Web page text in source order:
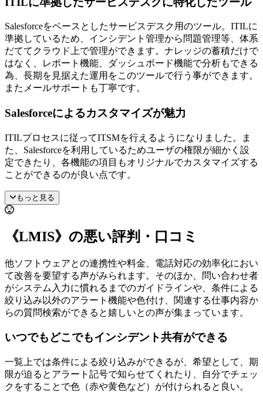
Salesforceをベースとしたサービスデスク用のツール。ITILに
準拠しているため、インシデント管理から問題管理等、体系
だててクラウド上で管理ができます。ナレッジの蓄積だけで
はなく、レポート機能、ダッシュボード機能で分析もできる
為、長期を見据えた運用をこのツールで行う事ができます。
またメールサポートも丁寧です。
Salesforceによるカスタマイズが魅力
ITILプロセスに従ってITSMを行えるようになりました。ま
た、Salesforceを利用しているためユーザの権限が細かく設
定できたり、各機能の項目もオリジナルでカスタマイズする
ことができるのが良い点です。
もっと見る
《LMIS》の悪い評判・口コミ
他ソフトウェアとの連携性や料金、電話対応の効率化におい
て改善を要望する声がみられます。そのほか、問い合わせ者
がシステム入力に慣れるまでのガイドラインや、条件による
絞り込み以外のアラート機能や色付け、関連する仕事内容か
らの質問検索ができると嬉しいとの声が集まっています。
いつでもどこでもインシデント共有ができる
一覧上では条件による絞り込みができるが、希望として、期
限が迫るとアラート記号で知らせてくれたり、自分でチェッ
クをすることで色（赤や黄色など）が付けられると良い。